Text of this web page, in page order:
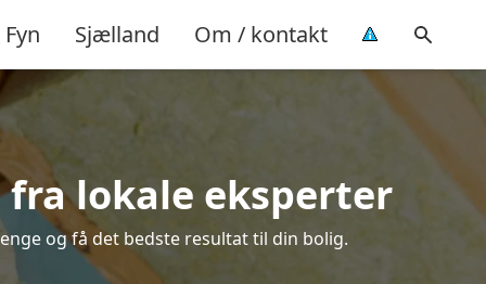
Fyn Sjælland Om / kontakt
lokale eksperter
og få det bedste resultat til din bolig.